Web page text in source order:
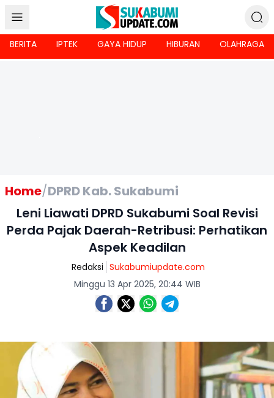
BERITA IPTEK GAYA HIDUP HIBURAN OLAHRAGA
Home/DPRD Kab. Sukabumi
Leni Liawati DPRD Sukabumi Soal Revisi
Perda Pajak Daerah-Retribusi: Perhatikan
Aspek Keadilan
Redaksi Sukabumiupdate.com
Minggu 13 Apr 2025, 20:44 WIB